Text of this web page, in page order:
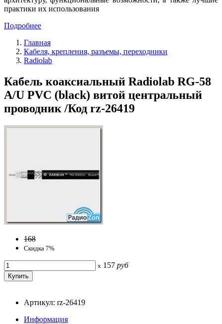
практики их использования
Подробнее
Главная
Кабеля, крепления, разъемы, переходники
Radiolab
Кабель коаксиальный Radiolab RG-58
A/U PVC (black) витой центральный
проводник /Код rz-26419
168
Скидка 7%
x 157 руб
Артикул: rz-26419
Информация